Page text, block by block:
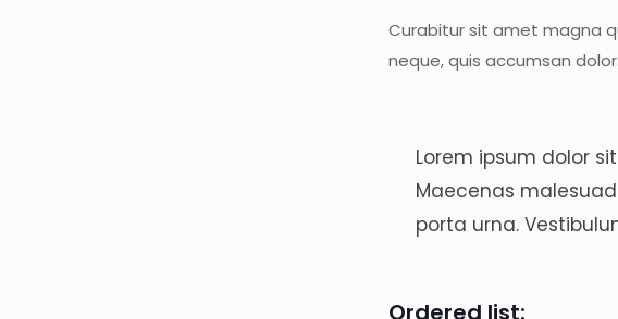
Curabitur sit amet magna
neque, quis accumsan
Lorem ipsum dolor
Maecenas
porta urna.
Ordered list: